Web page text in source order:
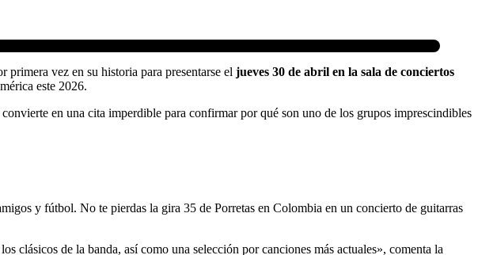
primera vez en su historia para presentarse el jueves 30 de abril en la sala de conciertos
este 2026.
en una cita imperdible para confirmar por qué son uno de los grupos imprescindibles
y fútbol. No te pierdas la gira 35 de Porretas en Colombia en un concierto de guitarras
clásicos de la banda, así como una selección por canciones más actuales», comenta la